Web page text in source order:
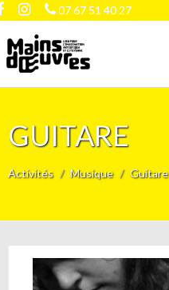
07 67 51 40 27
GUITARE
Activités Musique Guitare